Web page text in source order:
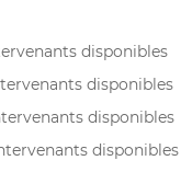
disponibles
disponibles
disponibles
disponibles